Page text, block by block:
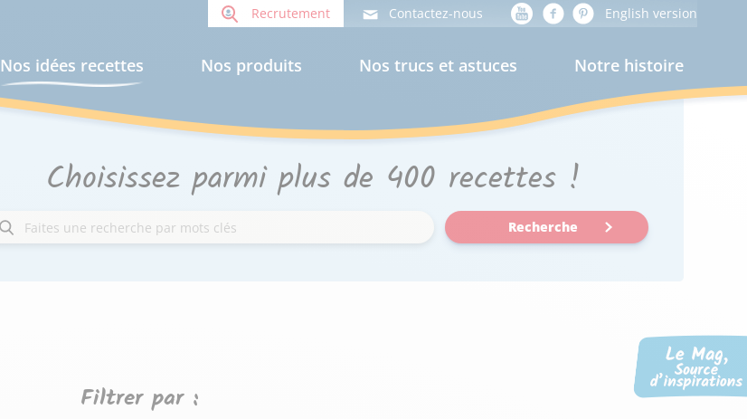
Choisissez parmi plus de 400 recettes !
Recherche
English version
Recrutement Contactez-nous
Nos idées recettes Nos produits Nos trucs et astuces Notre histoire
Filtrer par :